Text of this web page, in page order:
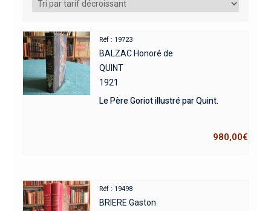
Réf : 19723
BALZAC Honoré de
QUINT
1921
Le Père Goriot illustré par Quint.
980,00€
Réf : 19498
BRIERE Gaston